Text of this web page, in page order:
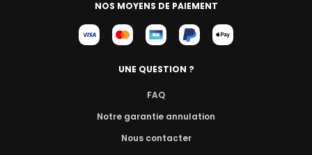
NOS MOYENS DE PAIEMENT
UNE QUESTION ?
FAQ
Notre garantie annulation
Nous contacter